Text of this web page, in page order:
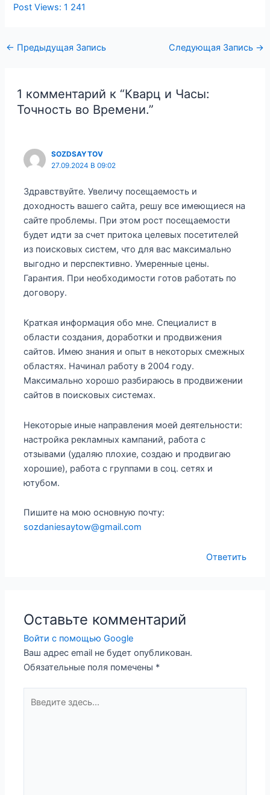
Post Views: 1 241
Навигация
← Предыдущая Запись Следующая Запись →
1 комментарий к “Кварц и Часы:
Точность во Времени.”
SOZDSAYTOV
27.09.2024 В 09:02
Здравствуйте. Увеличу посещаемость и
доходность вашего сайта, решу все имеющиеся на
сайте проблемы. При этом рост посещаемости
будет идти за счет притока целевых посетителей
из поисковых систем, что для вас максимально
выгодно и перспективно. Умеренные цены.
Гарантия. При необходимости готов работать по
договору.
Краткая информация обо мне. Специалист в
области создания, доработки и продвижения
сайтов. Имею знания и опыт в некоторых смежных
областях. Начинал работу в 2004 году.
Максимально хорошо разбираюсь в продвижении
сайтов в поисковых системах.
Некоторые иные направления моей деятельности:
настройка рекламных кампаний, работа с
отзывами (удаляю плохие, создаю и продвигаю
хорошие), работа с группами в соц. сетях и
ютубом.
Пишите на мою основную почту:
sozdaniesaytow@gmail.com
Ответить
Оставьте комментарий
Войти с помощью Google
Ваш адрес email не будет опубликован.
Обязательные поля помечены *
здесь...